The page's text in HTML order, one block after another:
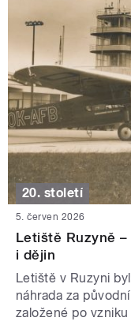
20. století
5. červen 2026
Letiště Ruzyně
i dějin
Letiště v Ruzyni
náhrada za
založené po